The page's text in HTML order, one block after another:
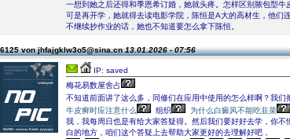
一想到她之后还得和季恩希订婚，她就头疼。怎样区别脓包型
可是再开学，她就得去读电影学院，陈恒是A大的高材生，他们
不继续抄作业的话，她也不知道要怎么拿下陈恒。
von jhfajgklw3o5@sina.cn13.01.2026 - 07:56
IP: saved
梅花易数屋舍占
不知道前面讲了这么多，同修们在应用中使用的怎么样啊？我
牛皮癣时应注意什么
组织 为什么白癜风不能吃韭菜
我，我每周日也是有给大家答疑得。然后我们要好好去学，你
白的地方，咱们这个答疑上去帮助大家更好的去理解好吧，